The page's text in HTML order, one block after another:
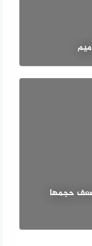
حجمها